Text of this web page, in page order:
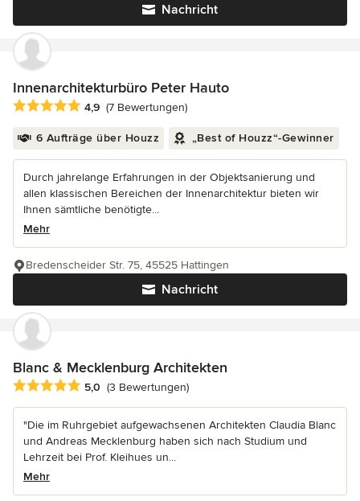
Nachricht
Innenarchitekturbüro Peter Hauto
Durchschnittliche Bewertung: 4.9 von 5 Sternen
4,9 (7 Bewertungen)
6 Aufträge über Houzz „Best of Houzz“-Gewinner
Durch jahrelange Erfahrungen in der Objektsanierung und
allen klassischen Bereichen der Innenarchitektur bieten wir
Ihnen sämtliche benötigte...
Mehr
Nachricht
Bredenscheider Str. 75, 45525 Hattingen
Blanc & Mecklenburg Architekten
Durchschnittliche Bewertung: 5 von 5 Sternen
5,0 (3 Bewertungen)
"Die im Ruhrgebiet aufgewachsenen Architekten Claudia Blanc
und Andreas Mecklenburg haben sich nach Studium und
Lehrzeit bei Prof. Kleihues un...
Mehr